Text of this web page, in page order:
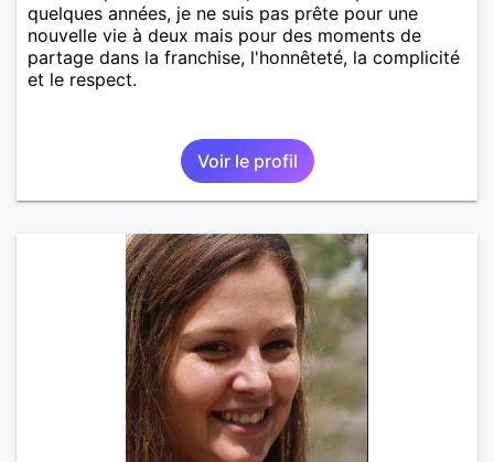
quelques années, je ne suis pas prête pour une
nouvelle vie à deux mais pour des moments de
partage dans la franchise, l'honnêteté, la complicité
et le respect.
Voir le profil